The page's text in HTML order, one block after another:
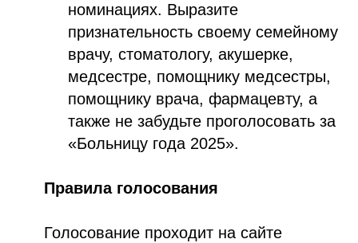
номинациях. Выразите
признательность своему семейному
врачу, стоматологу, акушерке,
медсестре, помощнику медсестры,
помощнику врача, фармацевту, а
также не забудьте проголосовать за
«Больницу года 2025».
Правила голосования
Голосование проходит на сайте